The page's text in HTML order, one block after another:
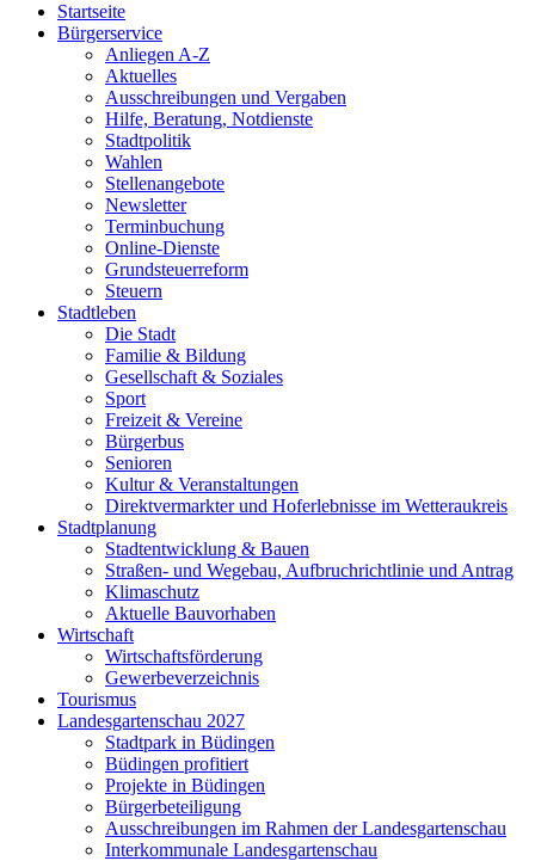
Startseite
Bürgerservice
Anliegen A-Z
Aktuelles
Ausschreibungen und Vergaben
Hilfe, Beratung, Notdienste
Stadtpolitik
Wahlen
Stellenangebote
Newsletter
Terminbuchung
Online-Dienste
Grundsteuerreform
Steuern
Stadtleben
Die Stadt
Familie & Bildung
Gesellschaft & Soziales
Sport
Freizeit & Vereine
Bürgerbus
Senioren
Kultur & Veranstaltungen
Direktvermarkter und Hoferlebnisse im Wetteraukreis
Stadtplanung
Stadtentwicklung & Bauen
Straßen- und Wegebau, Aufbruchrichtlinie und Antrag
Klimaschutz
Aktuelle Bauvorhaben
Wirtschaft
Wirtschaftsförderung
Gewerbeverzeichnis
Tourismus
Landesgartenschau 2027
Stadtpark in Büdingen
Büdingen profitiert
Projekte in Büdingen
Bürgerbeteiligung
Ausschreibungen im Rahmen der Landesgartenschau
Interkommunale Landesgartenschau